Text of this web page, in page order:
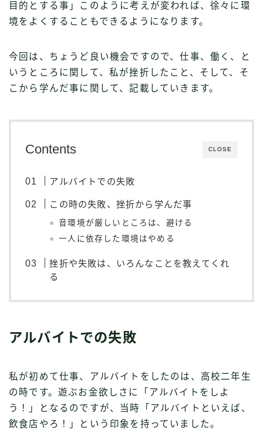
目的とする事」このように考えが変われば、徐々に環
境をよくすることもできるようになります。
今回は、ちょうど良い機会ですので、仕事、働く、と
いうところに関して、私が挫折したこと、そして、そ
こから学んだ事に関して、記載していきます。
CLOSE
Contents
アルバイトでの失敗
この時の失敗、挫折から学んだ事
音環境が厳しいところは、避ける
一人に依存した環境はやめる
挫折や失敗は、いろんなことを教えてくれ
る
アルバイトでの失敗
私が初めて仕事、アルバイトをしたのは、高校二年生
の時です。遊ぶお金欲しさに「アルバイトをしよ
う！」となるのですが、当時「アルバイトといえば、
飲食店やろ！」という印象を持っていました。